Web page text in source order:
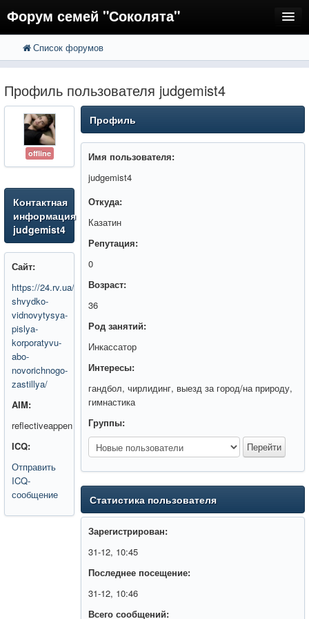
Форум семей "Соколята"
FAQ
Регистрация
Вход
Список форумов
Профиль пользователя judgemist4
offline
Контактная
информация
judgemist4
Сайт:
https://24.rv.ua/yak-
shvydko-
vidnovytysya-
pislya-
korporatyvu-
abo-
novorichnogo-
zastillya/
AIM:
reflectiveappen
ICQ:
Отправить
ICQ-
сообщение
Профиль
Имя пользователя:
judgemist4
Откуда:
Казатин
Репутация:
0
Возраст:
36
Род занятий:
Инкассатор
Интересы:
гандбол, чирлидинг, выезд за город/на природу,
гимнастика
Группы:
Статистика пользователя
Зарегистрирован:
31-12, 10:45
Последнее посещение:
31-12, 10:46
Всего сообщений: